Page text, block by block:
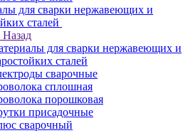
для сварки нержавеющих и
сталей
Назад
для сварки нержавеющих и
сталей
сварочные
сплошная
порошковая
присадочные
сварочный